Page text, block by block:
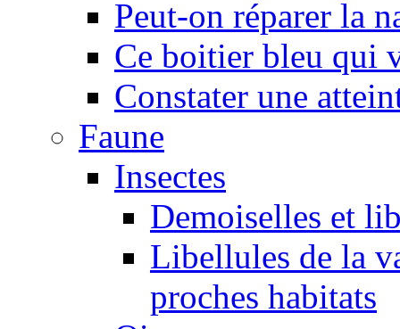
Peut-on réparer la
Ce boitier bleu qui
Constater une
Faune
Insectes
Demoiselles et
Libellules de la
proches habitats